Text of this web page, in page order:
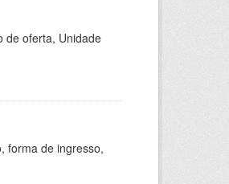
de oferta, Unidade
forma de ingresso,